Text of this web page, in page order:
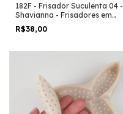
182F - Frisador Suculenta 04 -
Shavianna - Frisadores em
Resina
R$38,00